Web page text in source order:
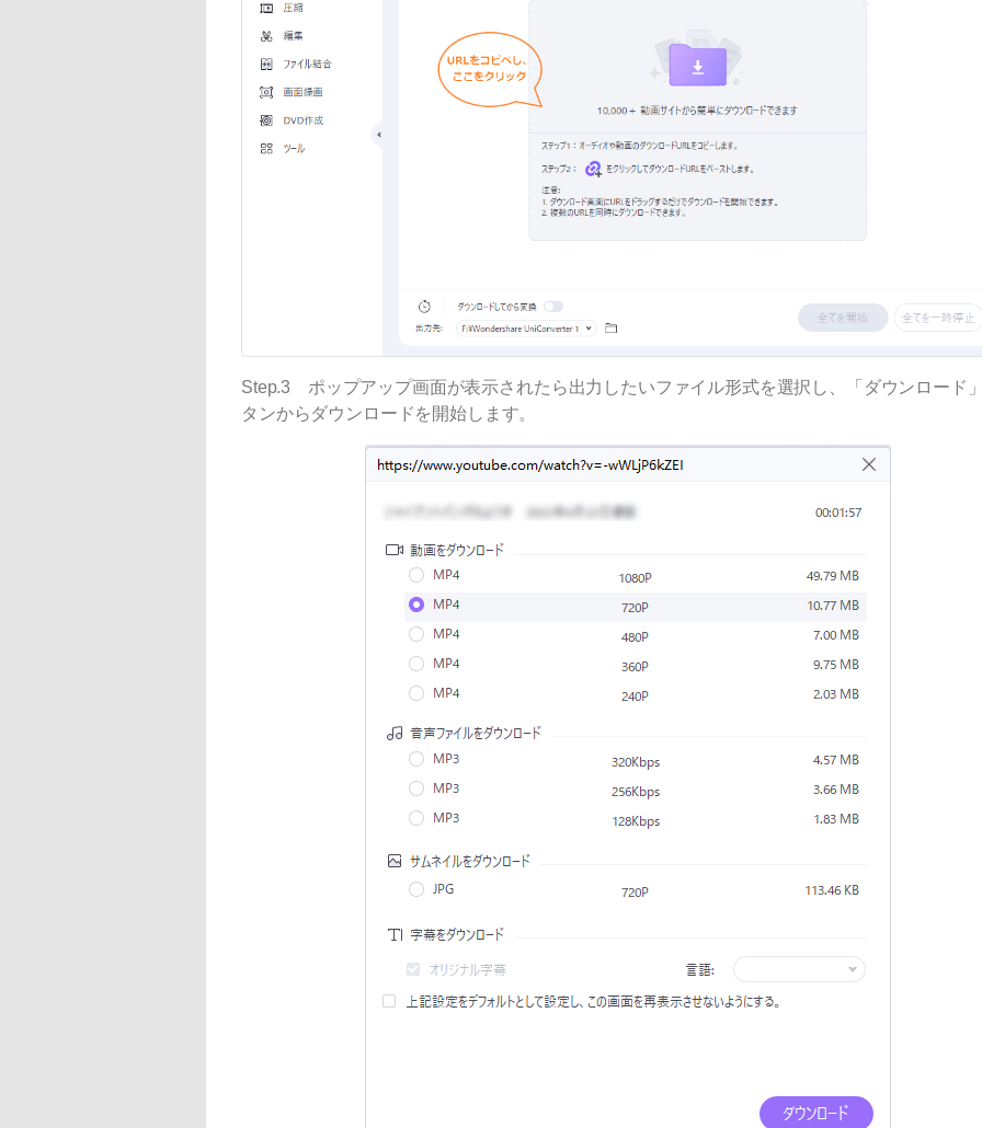
Step.3 ポップアップ画面が表示されたら出力したいファイル形式を選択し、「ダウンロード
タンからダウンロードを開始します。